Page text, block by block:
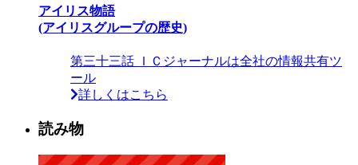
アイリス物語
(アイリスグループの歴史)
第三十三話 ＩＣジャーナルは全社の情報共有ツ
ール
詳しくはこちら
読み物